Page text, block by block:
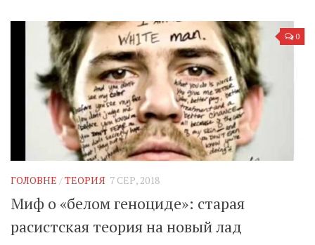
0
ГОЛОВНЕ /ТЕОРИЯ 7 СЕР, 2018
Миф о «белом геноциде»: старая
расистская теория на новый лад